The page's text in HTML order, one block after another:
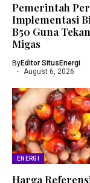
Pemerintah
Implementasi
B50 Guna
Migas
ByEditor SitusEnergi
August 6, 2026
ENERGI
Harga